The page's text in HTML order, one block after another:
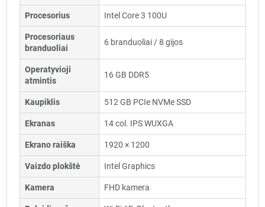
Procesorius Intel Core 3 100U
Procesoriaus
branduoliai
6 branduoliai / 8 gijos
Operatyvioji
atmintis
16 GB DDR5
Kaupiklis 512 GB PCIe NVMe SSD
Ekranas 14 col. IPS WUXGA
Ekrano raiška 1920 × 1200
Vaizdo plokštė Intel Graphics
Kamera FHD kamera